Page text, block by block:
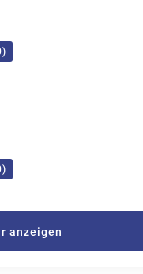
)
)
anzeigen